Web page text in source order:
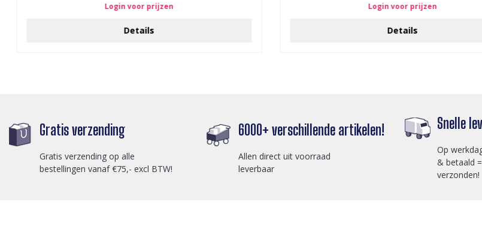
Login voor prijzen
Details
Login voor prijzen
Details
Gratis verzending
Gratis verzending op alle
bestellingen vanaf €75,- excl BTW!
6000+ verschillende artikelen!
Allen direct uit voorraad
leverbaar
Snelle
Op
& betaald
verzonden!